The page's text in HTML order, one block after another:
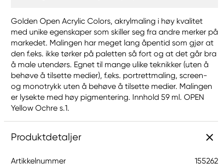
Golden Open Acrylic Colors, akrylmaling i høy kvalitet
med unike egenskaper som skiller seg fra andre merker på
markedet. Malingen har meget lang åpentid som gjør at
den f.eks. ikke tørker på paletten så fort og at det går bra
å male utendørs. Egnet til mange ulike teknikker (uten å
behøve å tilsette medier), f.eks. portrettmaling, screen-
og monotrykk uten å behøve å tilsette medier. Malingen
er lysekte med høy pigmentering. Innhold 59 ml. OPEN
Yellow Ochre s.1.
Produktdetaljer
Artikkelnummer
155262